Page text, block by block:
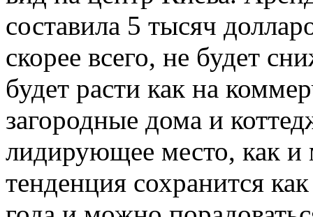
составила 5 тысяч
скорее всего, не будет
будет расти как на
загородные дома и
лидирующее место, как и
тенденция сохранится